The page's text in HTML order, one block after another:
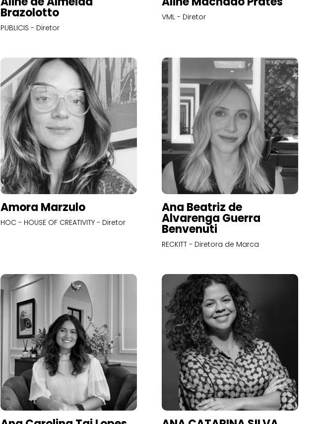
Brazolotto
PUBLICIS - Diretor
VML - Diretor
Amora Marzulo
HOC - HOUSE OF CREATIVITY - Diretor
Ana Beatriz de
Alvarenga Guerra
Benvenuti
RECKITT - Diretora de Marca